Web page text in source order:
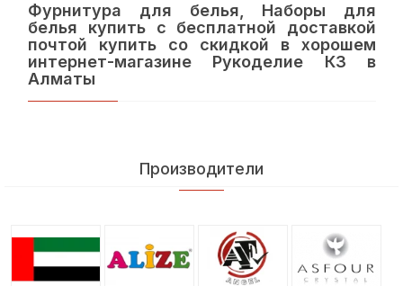
Фурнитура для белья, Наборы для
белья купить с бесплатной доставкой
почтой купить со скидкой в хорошем
интернет-магазине Рукоделие КЗ в
Алматы
Производители